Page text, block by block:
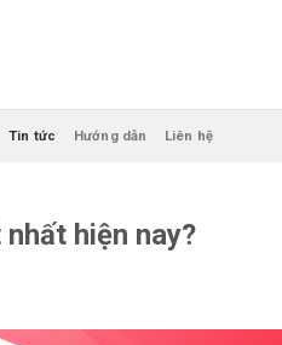
Tin tức Hướng dẫn Liên hệ
hiện nay?